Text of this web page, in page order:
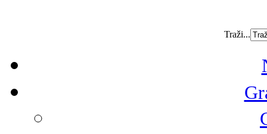
Traži...